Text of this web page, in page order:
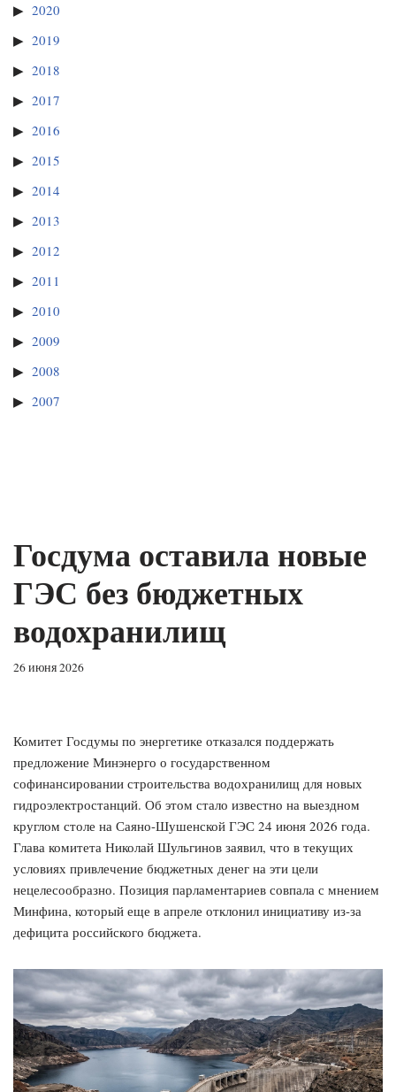
2020
2019
2018
2017
2016
2015
2014
2013
2012
2011
2010
2009
2008
2007
Госдума оставила новые
ГЭС без бюджетных
водохранилищ
26 июня 2026
Комитет Госдумы по энергетике отказался поддержать
предложение Минэнерго о государственном
софинансировании строительства водохранилищ для новых
гидроэлектростанций. Об этом стало известно на выездном
круглом столе на Саяно-Шушенской ГЭС 24 июня 2026 года.
Глава комитета Николай Шульгинов заявил, что в текущих
условиях привлечение бюджетных денег на эти цели
нецелесообразно. Позиция парламентариев совпала с мнением
Минфина, который еще в апреле отклонил инициативу из-за
дефицита российского бюджета.